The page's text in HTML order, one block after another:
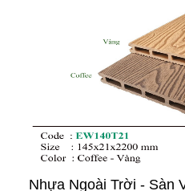
Nhựa Ngoài Trời - Sàn